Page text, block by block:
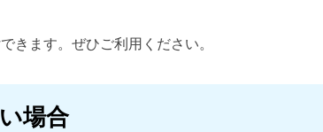
きます。ぜひご利用ください。
場合